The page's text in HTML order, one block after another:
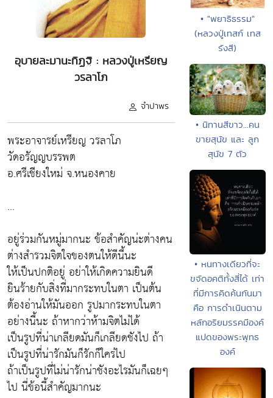
อุบายละมานะทิฏฐิ : หลวงปู่เหรียญ
วรลาโภ
จำปาพร
พระอาจารย์เหรียญ วรลาโภ
วัดอรัญญบรรพต
อ.ศรีเชียงใหม่ จ.หนองคาย
...
อยู่ร่วมกันหมู่มากนะ ข้อสำคัญน่ะต่างคน
ต่างสำรวมจิตใจของตนให้ดีนี้นะ
ให้เป็นปกติอยู่ อย่าให้เกิดความยินดี
ยินร้ายกับสิ่งที่มากระทบในตา เป็นต้น
ต้องอ่านให้มันออก รูปมากระทบในตา
อย่างนี้นะ ถ้าหากว่าห้ามจิตไม่ได้
เป็นรูปที่น่าเกลียดมันก็เกลียดชังไป ถ้า
เป็นรูปที่น่ารักมันก็รักก็ใคร่ไป
ถ้าเป็นรูปที่ไม่น่ารักน่าชังอะไรมันก็เฉยๆ
ไป นี่ข้อนี้สำคัญมากนะ
• "พยาธิธรรม"
(หลวงปู่เทสก์ เทส
รังสี)
• นิทานสีขาว...คน
ขายสุนัข และ ลูก
สุนัข 7 ตัว
• หนทางเดียวที่จะ
ขจัดอคติทั้งสี่ได้ เท่า
ที่มีการคิดค้นกันมา
คือ การดำเนินตาม
หลักอริยมรรคมีองค์
แปดของพระพุทธ
องค์